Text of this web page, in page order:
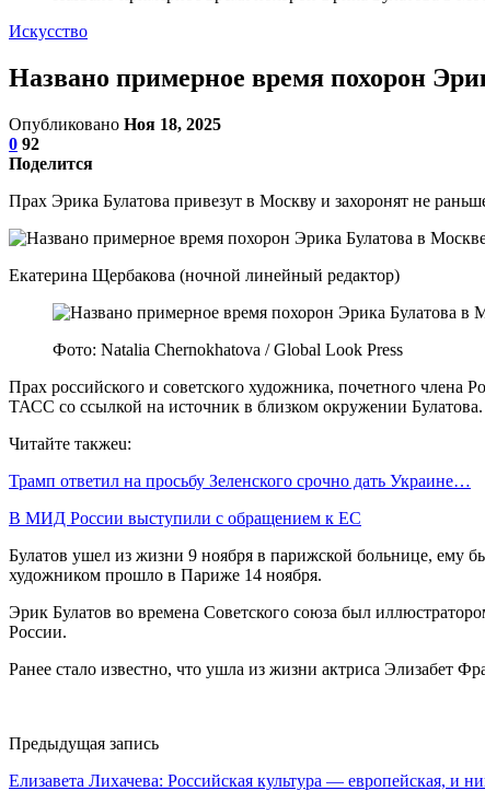
Искусство
Названо примерное время похорон
Опубликовано Ноя 18, 2025
0 92
Поделится
Прах Эрика Булатова привезут в Москву и захоронят не
Екатерина Щербакова (ночной линейный редактор)
Фото: Natalia Chernokhatova / Global Look Press
Прах российского и советского художника, почетного
ТАСС со ссылкой на источник в близком окружении Булатова.
Читайте такжеu:
Трамп ответил на просьбу Зеленского срочно дать Украине…
В МИД России выступили с обращением к ЕС
Булатов ушел из жизни 9 ноября в парижской больнице, ему
художником прошло в Париже 14 ноября.
Эрик Булатов во времена Советского союза был
России.
Ранее стало известно, что ушла из жизни актриса Элизабет
Предыдущая запись
Елизавета Лихачева: Российская культура — европейская, и